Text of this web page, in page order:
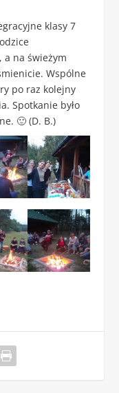
klasy 7
a na świeżym
Wspólne
po raz kolejny
Spotkanie było
🙂 (D. B.)